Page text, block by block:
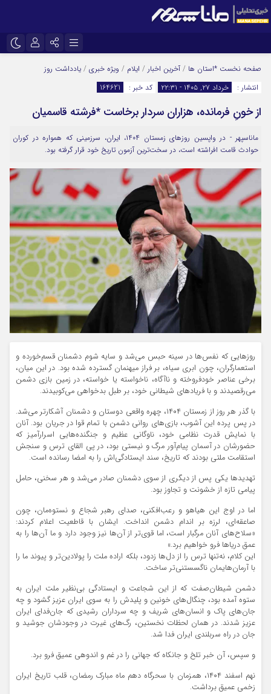
اینستاگرام
تلگرام
سروش
ایتا
آپارات
نام کاربری یا نشانی ایمیل
رمز عبور
صفحه نخست *استان ها / آخرین اخبار / ایلام / ویژه خبری / یادداشت روز
انتشار :
خرداد ۲۷, ۱۴۰۵ - ۲۲:۳۱ کد خبر : 164621
از خونِ فرمانده، هزاران سردار برخاست *فرشته قاسمیان
ماناسپهر - در واپسین روزهای زمستان ۱۴۰۴، ایران، سرزمینی که همواره در کوران
حوادث قامت افراشته است، در سخت‌ترین آزمون تاریخ خود قرار گرفته بود.
روزهایی که نفس‌ها در سینه حبس می‌شد و سایه شوم دشمنان قسم‌خورده و
استعمارگران، چون ابری سیاه، بر فراز میهنمان گسترده شده بود. در این میان،
برخی عناصر خودفروخته و ناآگاه، ناخواسته یا خواسته، در زمین بازی دشمن
می‌رقصیدند و با فریادهای شیطانی خود، بر طبل بدخواهی می‌کوبیدند.
با گذر هر روز از زمستان ۱۴۰۴، چهره واقعی دوستان و دشمنان آشکارتر می‌شد.
در پس پرده این آشوب، بازی‌های روانی دشمن با تمام قوا در جریان بود. آنان
با نمایش قدرت نظامی خود، ناوگانی عظیم و جنگنده‌هایی اسرارآمیز که
حضورشان در آسمان پیام‌آور مرگ و نیستی بود، در پی القای ترس و سنجش
استقامت ملتی بودند که تاریخ، سند ایستادگی‌اش را به امضا رسانده است.
تهدیدها یکی پس از دیگری از سوی دشمنان صادر می‌شد و هر سخنی، حامل
پیامی تازه از خشونت و تجاوز بود.
اما در اوج این هیاهو و رعب‌افکنی، صدای رهبر شجاع و نستوه‌مان، چون
صاعقه‌ای، لرزه بر اندام دشمن انداخت. ایشان با قاطعیت اعلام کردند:
«سلاح‌های آنان مرگبار است، اما قوی‌تر از آن‌ها نیز وجود دارد و ما آن‌ها را به
عمق دریاها فرو خواهیم برد.»
این کلام، نه‌تنها ترس را از دل‌ها زدود، بلکه اراده ملت را پولادین‌تر و پیوند ما را
با آرمان‌هایمان ناگسستنی‌تر ساخت.
دشمن شیطان‌صفت که از این شجاعت و ایستادگی بی‌نظیر ملت ایران به
ستوه آمده بود، چنگال‌های خونین و پلیدش را به سوی ایران عزیز گشود و چه
جان‌های پاک و انسان‌های شریف و چه سرداران رشیدی که جان‌فدای ایران
عزیز شدند. در همان لحظات نخستین، رگ‌های غیرت در وجودشان جوشید و
جان در راه سربلندی ایران فدا شد.
و سپس، آن خبر تلخ و جانکاه که جهانی را در غم و اندوهی عمیق فرو برد.
نهم اسفند ۱۴۰۴، همزمان با سحرگاه دهم ماه مبارک رمضان، قلب تاریخ ایران
زخمی عمیق برداشت.